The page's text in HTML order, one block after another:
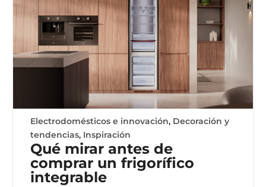
Electrodomésticos e innovación, Decoración y
tendencias, Inspiración
Qué mirar antes de
comprar un frigorífico
integrable